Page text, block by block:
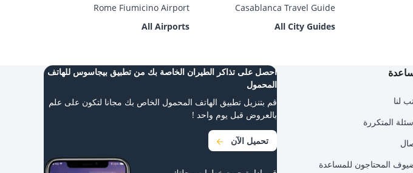
Casablanca Travel Guide
All City Guides
Rome Fiumicino Airport
All Airports
لنا
المتكررة
المحتاجون للمساعدة
احصل على تذاكر الطيران الخاصة بك من تطبيق بيجاسوس للهاتف
المحمول
قم بتنزيل تطبيق الهاتف المحمول الخاص بك مجانا لتكون على علم
بالعروض قبل يوم واحد !
تحميل الآن